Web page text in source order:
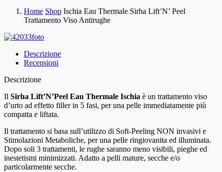
Home Shop Ischia Eau Thermale Sirha Lift’N’ Peel
Trattamento Viso Antirughe
Descrizione
Recensioni
Descrizione
Il Sirha Lift’N’Peel Eau Thermale Ischia è un trattamento viso
d’urto ad effetto filler in 5 fasi, per una pelle immediatamente più
compatta e liftata.
Il trattamento si basa sull’utilizzo di Soft-Peeling NON invasivi e
Stimolazioni Metaboliche, per una pelle ringiovanita ed illuminata.
Dopo soli 3 trattamenti, le rughe saranno meno visibili, pieghe ed
inestetismi minimizzati. Adatto a pelli mature, secche e/o
particolarmente secche.